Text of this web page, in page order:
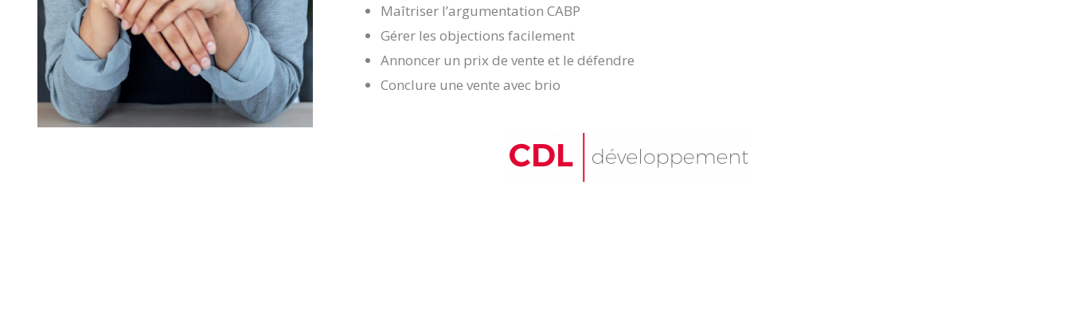
Maîtriser l’argumentation CABP
Gérer les objections facilement
Annoncer un prix de vente et le défendre
Conclure une vente avec brio